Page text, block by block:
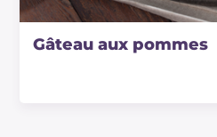
Gâteau aux pommes